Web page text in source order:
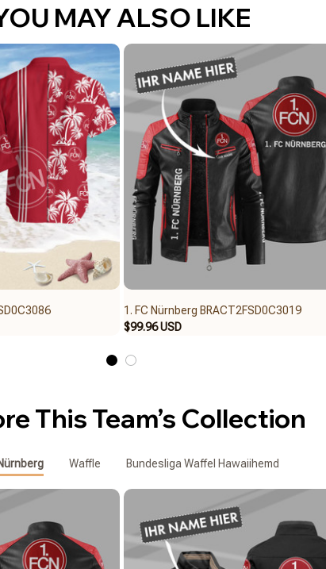
MAY ALSO LIKE
1. FC Nürnberg BRACT2FSD0C3019
$99.96 USD
This Team’s Collection
Waffle Bundesliga Waffel Hawaiihemd